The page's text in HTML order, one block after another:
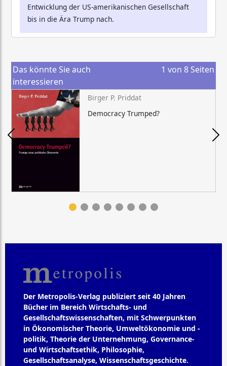
Entwicklung der US-amerikanischen Gesellschaft
bis in die Ära Trump nach.
Das könnte Sie auch
interessieren
1 von 8 Seiten
Birger P. Priddat
Democracy Trumped?
Der Metropolis-Verlag publiziert seit 40 Jahren
Bücher im Bereich Wirtschafts- und
Gesellschaftswissenschaften, mit Schwerpunkten
in Ökonomischer Theorie, Umweltökonomie und -
politik, Theorie der Unternehmung, Governance-
und Wirtschaftsethik, Philosophie,
Gesellschaftsanalyse, Wissenschaftsgeschichte.